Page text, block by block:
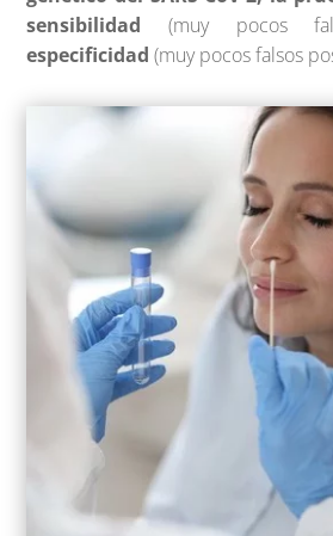
sensibilidad (muy pocos
especificidad (muy pocos falsos